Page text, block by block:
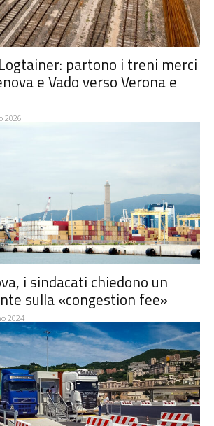
partono i treni merci
e Vado verso Verona e
2026
i sindacati chiedono un
sulla «congestion fee»
2024